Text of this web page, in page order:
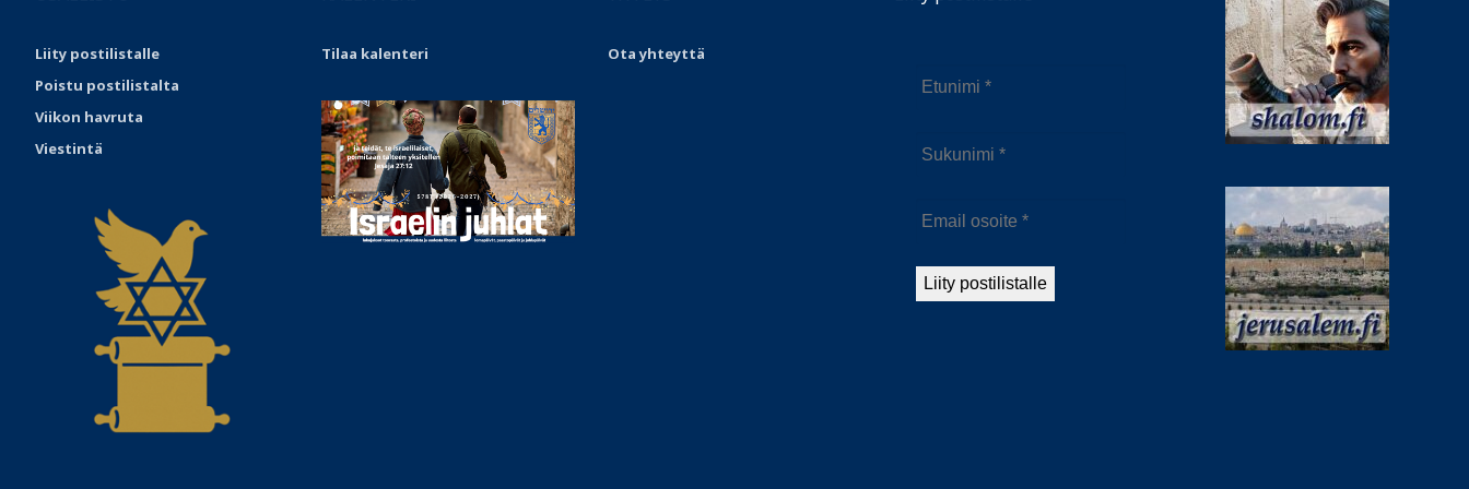
Liity postilistalle
Poistu postilistalta
Viikon havruta
Viestintä
Tilaa kalenteri Ota yhteyttä